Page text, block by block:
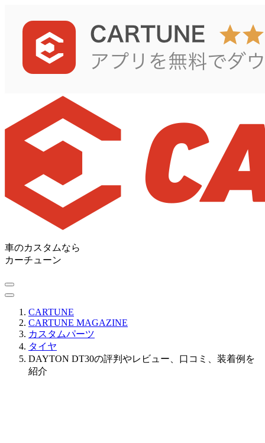
車のカスタムなら
カーチューン
CARTUNE
CARTUNE MAGAZINE
カスタムパーツ
タイヤ
DAYTON DT30の評判やレビュー、口コミ、装着例を
紹介